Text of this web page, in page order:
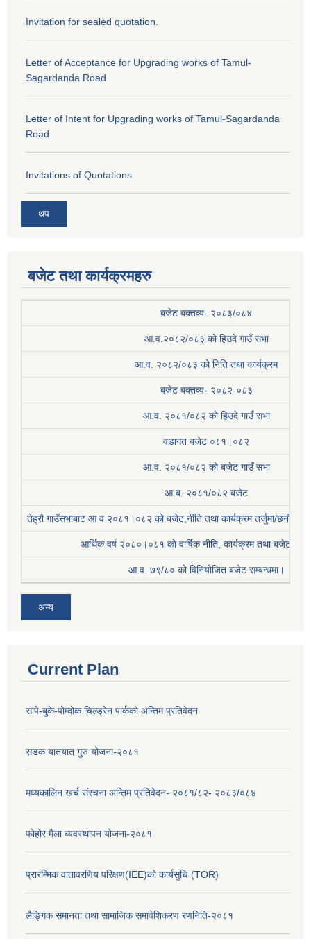
Invitation for sealed quotation.
Letter of Acceptance for Upgrading works of Tamul-
Sagardanda Road
Letter of Intent for Upgrading works of Tamul-Sagardanda
Road
Invitations of Quotations
थप
बजेट तथा कार्यक्रमहरु
बजेट बक्तव्य- २०८३/०८४
आ.व.२०८२/०८३ को हिउदे गाउँ सभा
आ.व. २०८२/०८३ को निति तथा कार्यक्रम
बजेट बक्तव्य- २०८२-०८३
आ.व. २०८१/०८२ को हिउदे गाउँ सभा
वडागत बजेट ०८१।०८२
आ.व. २०८१/०८२ को बजेट गाउँ सभा
आ.ब. २०८१/०८२ बजेट
तेह्रौ गाउँसभाबाट आ व २०८१।०८२ को बजेट,नीति तथा कार्यक्रम तर्जुमा/छनौट
आर्थिक वर्ष २०८०।०८१ काे वार्षिक नीति, कार्यक्रम तथा बजेट
आ.व. ७९/८० को विनियोजित बजेट सम्बन्धमा।
अन्य
Current Plan
सापे-बुके-पोम्दोक चिल्ड्रेन पार्कको अन्तिम प्रतिवेदन
सडक यातयात गुरु योजना-२०८१
मध्यकालिन खर्च संरचना अन्तिम प्रतिवेदन- २०८१/८२- २०८३/०८४
फोहोर मैला व्यवस्थापन योजना-२०८१
प्रारम्भिक वातावरणिय परिक्षण(IEE)को कार्यसुचि (TOR)
लैङ्‍गिक समानता तथा सामाजिक समावेशिकरण रणनिति-२०८१